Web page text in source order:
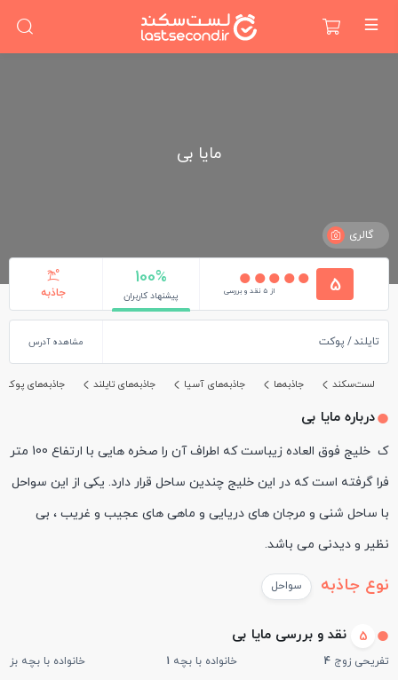
مایا بی
گالری
5 از 5 نقد و بررسی
100%
پیشنهاد کاربران جاذبه
تایلند پوکت مشاهده آدرس
لست‌سکند جاذبه‌ها جاذبه‌های آسیا جاذبه‌های تایلند جاذبه‌های پوکت
درباره مایا بی
ک خلیج فوق العاده زیباست که اطراف آن را صخره هایی با ارتفاع 100 متر
فرا گرفته است که در این خلیج چندین ساحل قرار دارد. یکی از این سواحل
با ساحل شنی و مرجان های دریایی و ماهی های عجیب و غریب ، بی
نظیر و دیدنی می باشد.
نوع جاذبه سواحل
5 نقد و بررسی مایا بی
تفریحی زوج 4 خانواده با بچه 1 خانواده با بچه